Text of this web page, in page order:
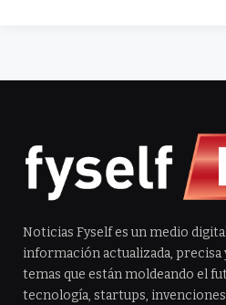
Noticias Fyself es un medio
información actualizada, precisa
temas que están moldeando el
tecnología, startups,